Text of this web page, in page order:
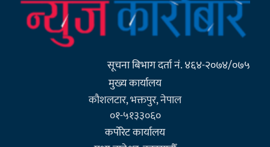
सूचना बिभाग दर्ता नं. ४६४-२०७४/०७५
मुख्य कार्यालय
कौशलटार, भक्तपुर, नेपाल
०१-५१३३०६०
कर्पाेरेट कार्यालय